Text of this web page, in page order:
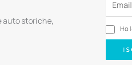
auto storiche,
Ho